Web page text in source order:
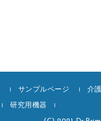
サンプルページ 介
研究用機器